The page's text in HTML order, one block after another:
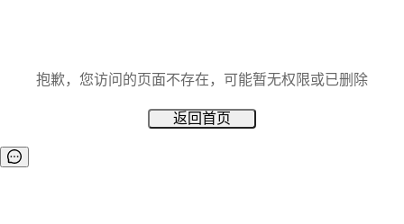
抱歉，您访问的页面不存在，可能暂无权限或已删除
返回首页